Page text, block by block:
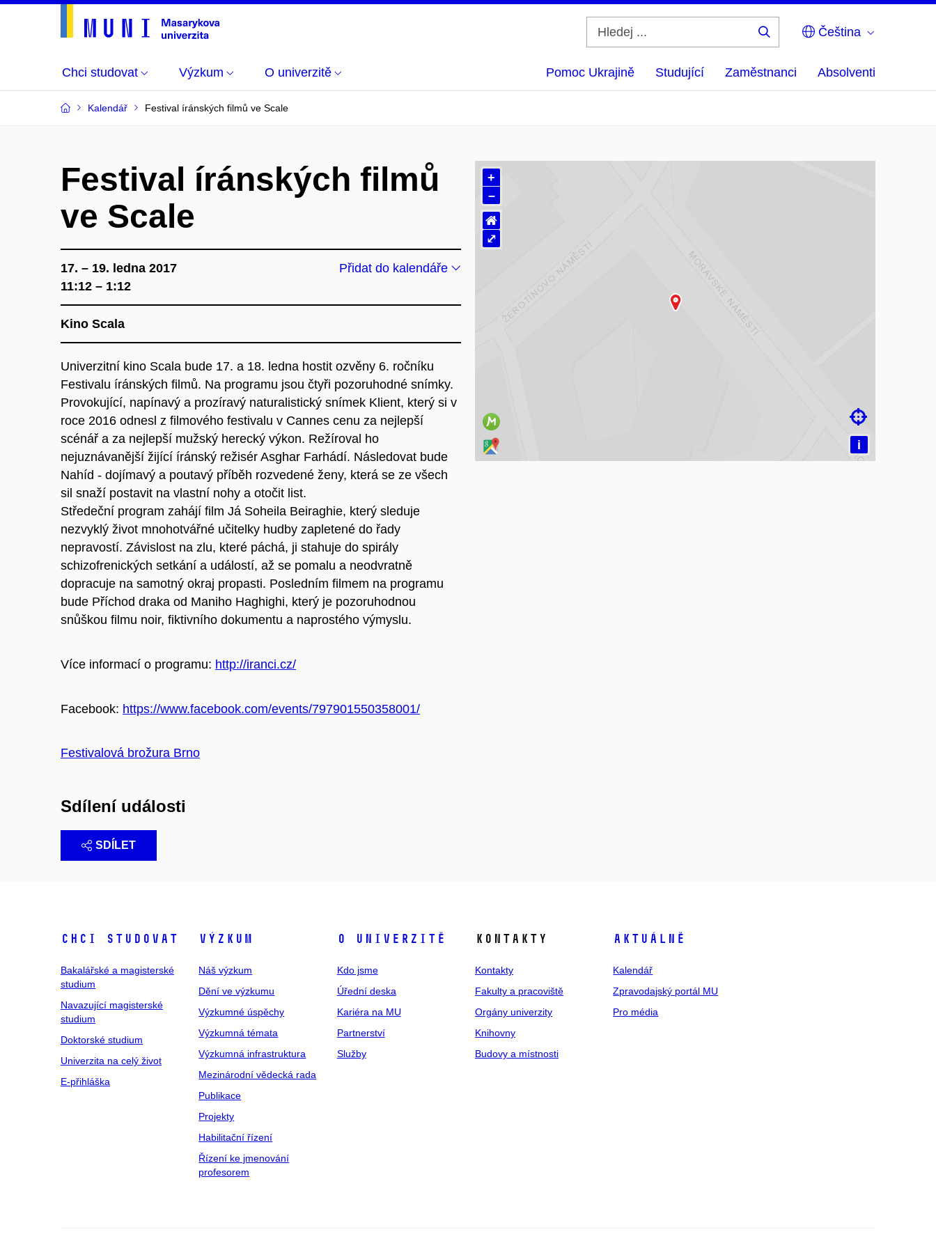
Čeština
Chci studovat Výzkum O univerzitě Pomoc Ukrajině Studující Zaměstnanci Absolventi
Kalendář Festival íránských filmů ve Scale
Festival íránských filmů
ve Scale
17. – 19. ledna 2017
11:12 – 1:12
Přidat do kalendáře
Kino Scala
Univerzitní kino Scala bude 17. a 18. ledna hostit ozvěny 6. ročníku
Festivalu íránských filmů. Na programu jsou čtyři pozoruhodné snímky.
Provokující, napínavý a prozíravý naturalistický snímek Klient, který si v
roce 2016 odnesl z filmového festivalu v Cannes cenu za nejlepší
scénář a za nejlepší mužský herecký výkon. Režíroval ho
nejuznávanější žijící íránský režisér Asghar Farhádí. Následovat bude
Nahíd - dojímavý a poutavý příběh rozvedené ženy, která se ze všech
sil snaží postavit na vlastní nohy a otočit list.
Středeční program zahájí film Já Soheila Beiraghie, který sleduje
nezvyklý život mnohotvářné učitelky hudby zapletené do řady
nepravostí. Závislost na zlu, které páchá, ji stahuje do spirály
schizofrenických setkání a událostí, až se pomalu a neodvratně
dopracuje na samotný okraj propasti. Posledním filmem na programu
bude Příchod draka od Maniho Haghighi, který je pozoruhodnou
snůškou filmu noir, fiktivního dokumentu a naprostého výmyslu.
Více informací o programu: http://iranci.cz/
Facebook: https://www.facebook.com/events/797901550358001/
Festivalová brožura Brno
Načítám mapu…
+
–
i

⌂
⤢
Sdílení události
SDÍLET
Chci studovat
Bakalářské a magisterské
studium
Navazující magisterské
studium
Doktorské studium
Univerzita na celý život
E-přihláška
Výzkum
Náš výzkum
Dění ve výzkumu
Výzkumné úspěchy
Výzkumná témata
Výzkumná infrastruktura
Mezinárodní vědecká rada
Publikace
Projekty
Habilitační řízení
Řízení ke jmenování
profesorem
O univerzitě
Kdo jsme
Úřední deska
Kariéra na MU
Partnerství
Služby
Kontakty
Kontakty
Fakulty a pracoviště
Orgány univerzity
Knihovny
Budovy a místnosti
Aktuálně
Kalendář
Zpravodajský portál MU
Pro média